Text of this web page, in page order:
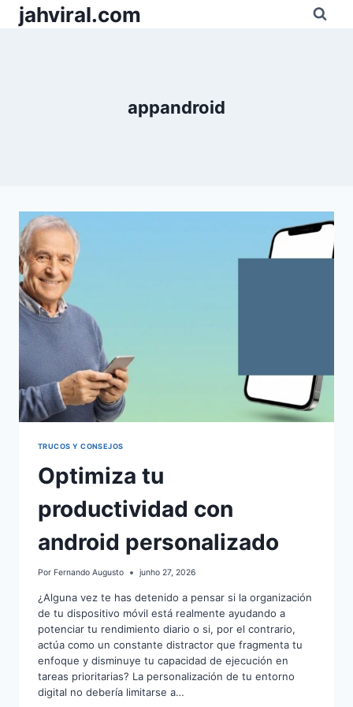
Pular
parajahviral.com
appandroid
TRUCOS Y CONSEJOS
Optimiza tu
productividad con
android personalizado
Por Fernando Augusto junho 27, 2026
¿Alguna vez te has detenido a pensar si la organización
de tu dispositivo móvil está realmente ayudando a
potenciar tu rendimiento diario o si, por el contrario,
actúa como un constante distractor que fragmenta tu
enfoque y disminuye tu capacidad de ejecución en
tareas prioritarias? La personalización de tu entorno
digital no debería limitarse a…